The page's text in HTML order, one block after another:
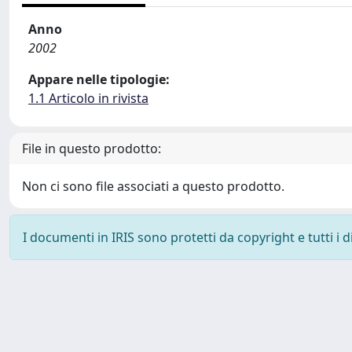
Anno
2002
Appare nelle tipologie:
1.1 Articolo in rivista
File in questo prodotto:
Non ci sono file associati a questo prodotto.
I documenti in IRIS sono protetti da copyright e tutti i